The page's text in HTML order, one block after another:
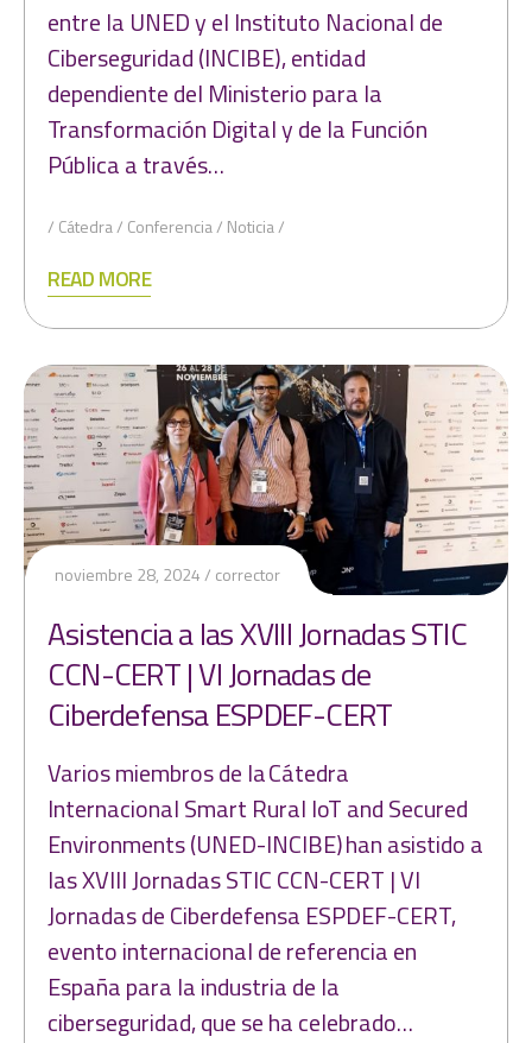
entre la UNED y el Instituto Nacional de
Ciberseguridad (INCIBE), entidad
dependiente del Ministerio para la
Transformación Digital y de la Función
Pública a través…
Cátedra Conferencia Noticia
READ MORE
noviembre 28, 2024 corrector
Asistencia a las XVIII Jornadas STIC
CCN-CERT | VI Jornadas de
Ciberdefensa ESPDEF-CERT
Varios miembros de la Cátedra
Internacional Smart Rural IoT and Secured
Environments (UNED-INCIBE) han asistido a
las XVIII Jornadas STIC CCN-CERT | VI
Jornadas de Ciberdefensa ESPDEF-CERT,
evento internacional de referencia en
España para la industria de la
ciberseguridad, que se ha celebrado…